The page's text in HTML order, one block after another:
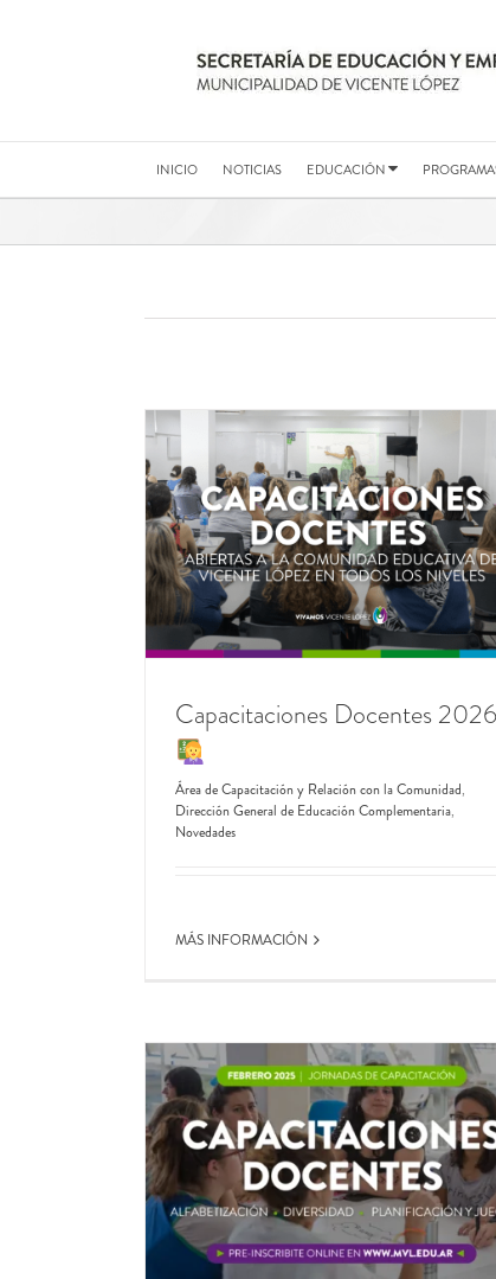
INICIO NOTICIAS EDUCACIÓN
Capacitaciones Docentes 2026
Área de Capacitación y Relación con la Comunidad,
Dirección General de Educación Complementaria,
Novedades
MÁS INFORMACIÓN
#Taller RCP, DEA Y PRIMEROS
Centro Universitario de Vicente López
#Taller RCP Y PRIMEROS
Centro Universitario de Vicente López